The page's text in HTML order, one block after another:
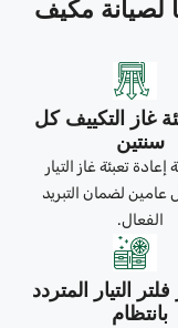
لصيانة مكيف
غاز التكييف كل
سنتين
تعبئة غاز التيار
عامين لضمان التبريد
الفعال.
التيار المتردد
بانتظام